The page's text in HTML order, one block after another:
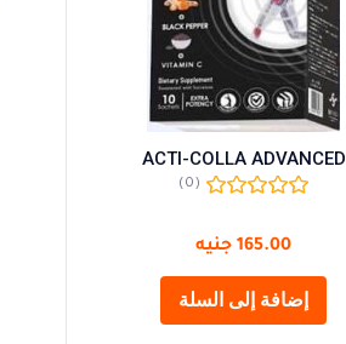
ACTI-COLLA ADVANCED
(0)
165.00 جنيه
إضافة إلى السلة